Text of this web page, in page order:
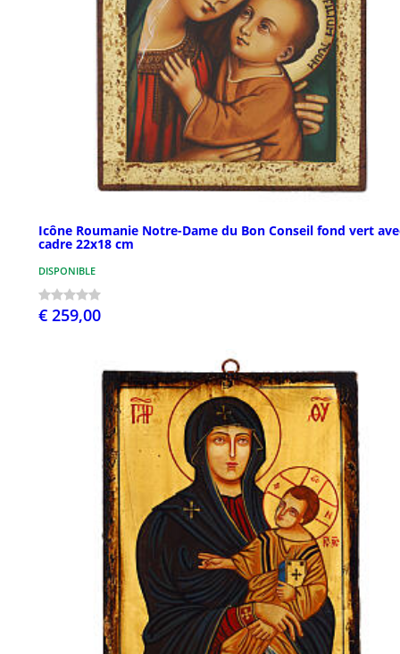
Icône Roumanie Notre-Dame du Bon Conseil fond vert
cadre 22x18 cm
DISPONIBLE
€ 259,00